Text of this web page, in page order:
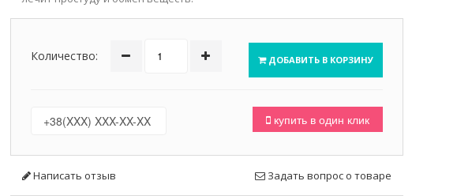
Количество: ДОБАВИТЬ В КОРЗИНУ
купить в один клик
Написать отзыв Задать вопрос о товаре